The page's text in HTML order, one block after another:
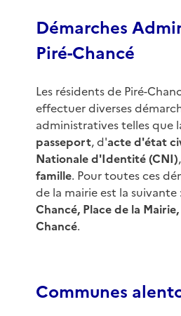
Démarches
Piré-Chancé
Les résidents de Piré-
effectuer diverses
administratives telles que
passeport, d'acte d'état
Nationale d'Identité (CNI)
famille. Pour toutes ces
de la mairie est la suivante :
Chancé, Place de la
Chancé.
Communes